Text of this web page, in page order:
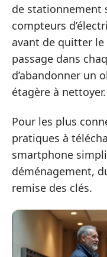
de stationnement
compteurs
avant de quitter
passage dans
d’abandonner un
étagère à nettoyer.
Pour les plus
pratiques à
smartphone
déménagement,
remise des clés.